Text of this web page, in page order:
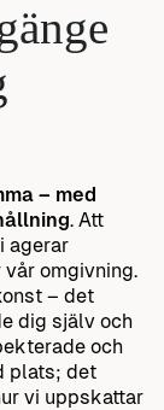
– med
. Att
agerar
omgivning.
– det
dig själv och
och
plats; det
vi uppskattar